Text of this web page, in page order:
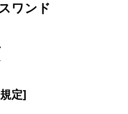
ワンド
定]